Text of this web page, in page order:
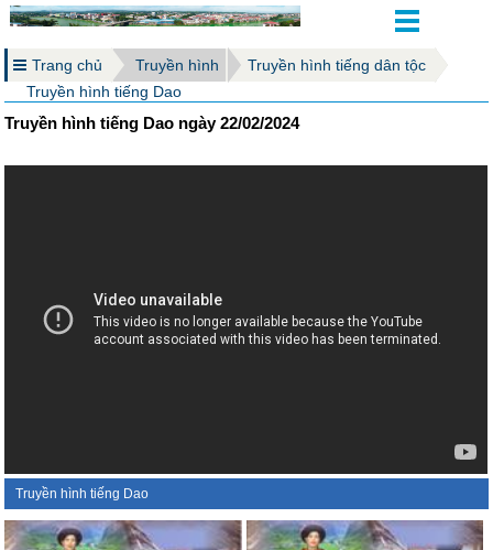
Trang chủ Truyền hình
Truyền hình tiếng dân tộc
Truyền hình tiếng Dao
Truyền hình tiếng Dao ngày 22/02/2024
Truyền hình tiếng Dao